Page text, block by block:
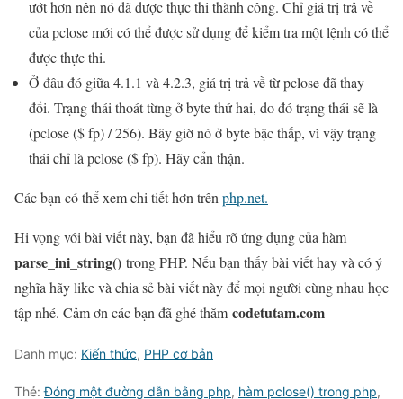
ướt hơn nên nó đã được thực thi thành công. Chỉ giá trị trả về
của pclose mới có thể được sử dụng để kiểm tra một lệnh có thể
được thực thi.
Ở đâu đó giữa 4.1.1 và 4.2.3, giá trị trả về từ pclose đã thay
đổi. Trạng thái thoát từng ở byte thứ hai, do đó trạng thái sẽ là
(pclose ($ fp) / 256). Bây giờ nó ở byte bậc thấp, vì vậy trạng
thái chỉ là pclose ($ fp). Hãy cẩn thận.
Các bạn có thể xem chi tiết hơn trênphp.net.
Hi vọng với bài viết này, bạn đã hiểu rõ ứng dụng của hàm
parse_ini_string() trong PHP. Nếu bạn thấy bài viết hay và có ý
nghĩa hãy like và chia sẻ bài viết này để mọi người cùng nhau học
tập nhé. Cảm ơn các bạn đã ghé thăm codetutam.com
Danh mục: Kiến thức, PHP cơ bản
Thẻ:Đóng một đường dẫn bằng php, hàm pclose() trong php,